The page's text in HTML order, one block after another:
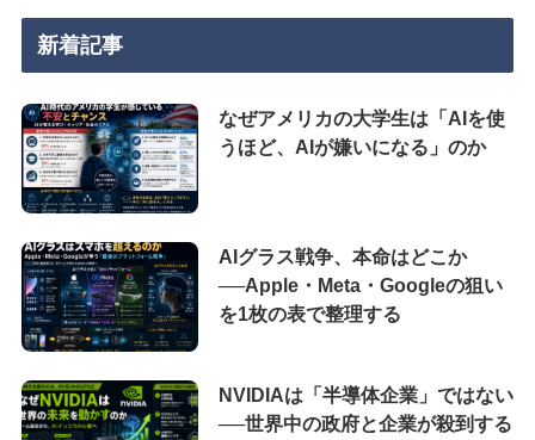
新着記事
なぜアメリカの大学生は「AIを使
うほど、AIが嫌いになる」のか
AIグラス戦争、本命はどこか
──Apple・Meta・Googleの狙い
を1枚の表で整理する
NVIDIAは「半導体企業」ではない
──世界中の政府と企業が殺到する